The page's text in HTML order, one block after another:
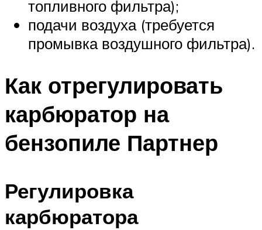
топливного фильтра);
подачи воздуха (требуется
промывка воздушного фильтра).
Как отрегулировать
карбюратор на
бензопиле Партнер
Регулировка
карбюратора